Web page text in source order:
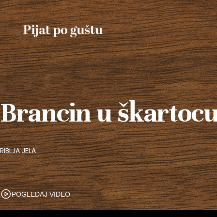
Brancin u
RIBLJA JELA
POGLEDAJ VIDEO